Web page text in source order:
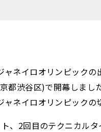
ャネイロオリンピック
都渋谷区)で開幕しまし
ャネイロオリンピックの
、2回目のテクニカル